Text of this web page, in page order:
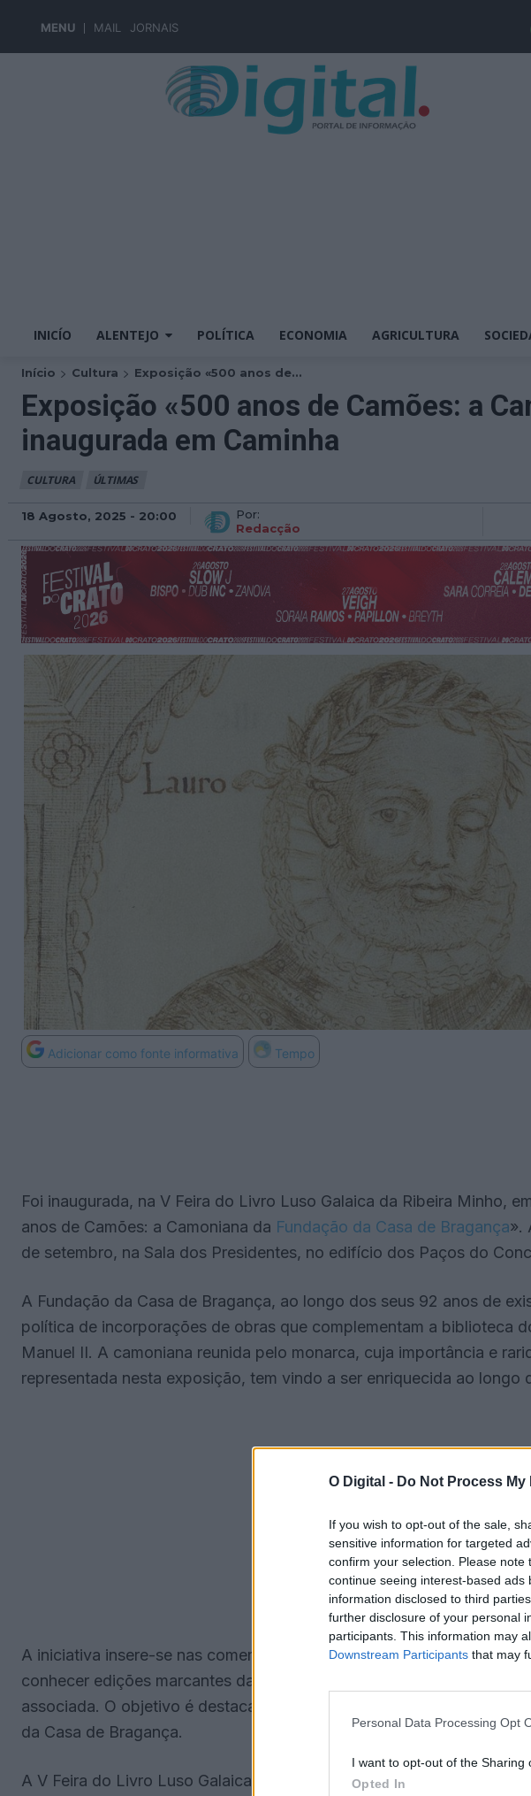
O Digital - Do Not Process
If you wish to opt-out of the sale,
sensitive information for targeted
confirm your selection. Please
continue seeing interest-based
information disclosed to third
further disclosure of your personal
participants. This information may
Downstream Participants that may
Personal Data Processing Opt
I want to opt-out of the Sharing
Opted In
MENU MAIL JORNAIS
INICÍO ALENTEJO POLÍTICA ECONOMIA AGRICULTURA
Início Cultura Exposição «500 anos de...
Exposição «500 anos de Camões: a
inaugurada em Caminha
CULTURA ÚLTIMAS
18 Agosto, 2025 - 20:00
Por:
Redacção
Adicionar como fonte informativa Tempo
Foi inaugurada, na V Feira do Livro Luso Galaica da Ribeira Minho,
anos de Camões: a Camoniana da Fundação da Casa de Bragança».
de setembro, na Sala dos Presidentes, no edifício dos Paços do
A Fundação da Casa de Bragança, ao longo dos seus 92 anos de
política de incorporações de obras que complementam a biblioteca
Manuel II. A camoniana reunida pelo monarca, cuja importância e
representada nesta exposição, tem vindo a ser enriquecida ao longo
A iniciativa insere-se nas comemorações dos 500 anos do
conhecer edições marcantes da obra do poeta, assim como a
associada. O objetivo é destacar a singularidade da coleção
da Casa de Bragança.
A V Feira do Livro Luso Galaica apresenta uma programação que